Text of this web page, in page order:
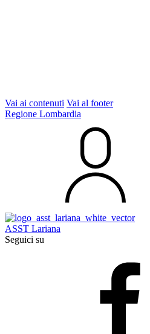
Vai ai contenuti Vai al footer
Regione Lombardia
ASST Lariana
Seguici su